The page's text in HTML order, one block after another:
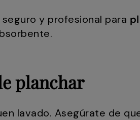
y profesional para
planchar
lavado. Asegúrate de